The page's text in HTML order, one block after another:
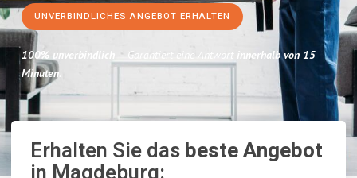
UNVERBINDLICHES ANGEBOT ERHALTEN
100% unverbindlich – Garantiert eine Antwort innerhalb von 15
Minuten.
Erhalten Sie dasbeste Angebot